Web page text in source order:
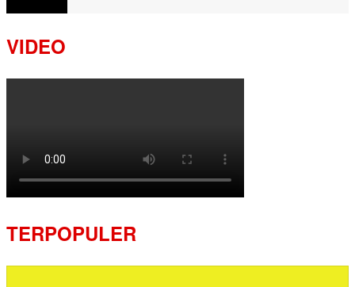
VIDEO
TERPOPULER